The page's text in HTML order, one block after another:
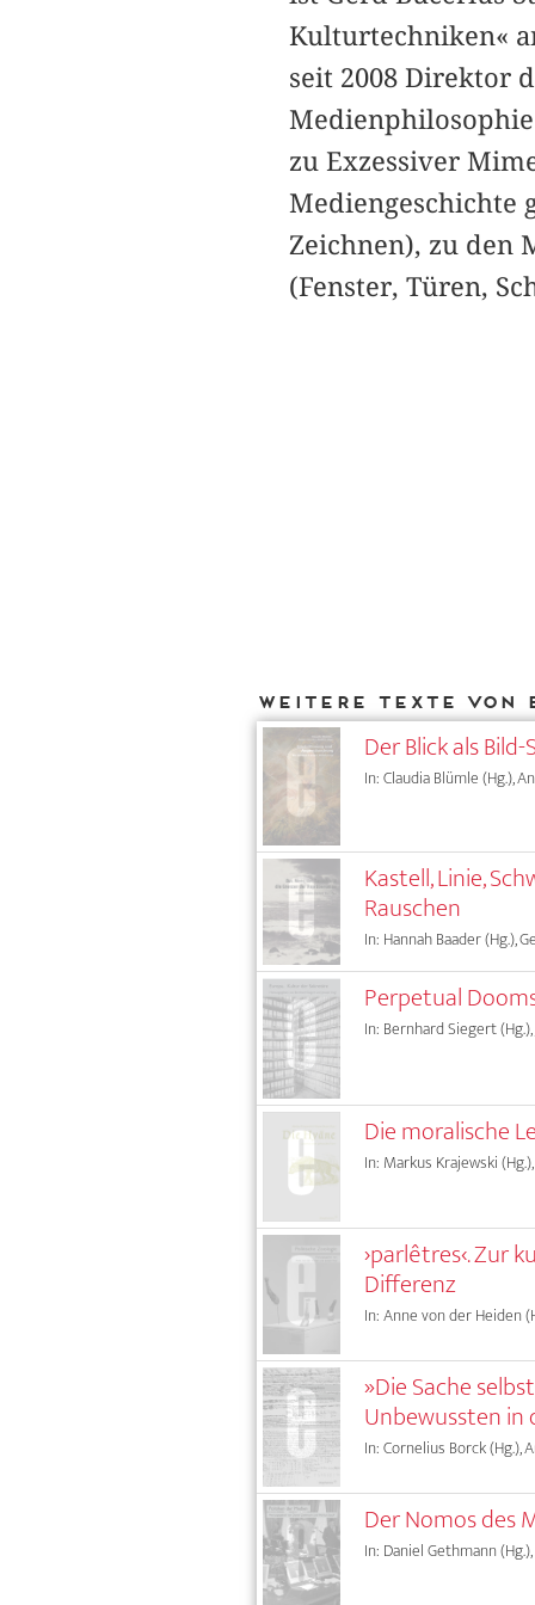
Kulturtechniken«
seit 2008 Direktor
zu Exzessiver
Mediengeschichte
Zeichnen), zu den
(Fenster, Türen,
Weitere Texte von
Der Blick als
In: Claudia Blümle (Hg.),
Kastell, Linie,
Rauschen
In: Hannah Baader (Hg.),
Perpetual
In: Bernhard Siegert
Die moralische
In: Markus Krajewski
›parlêtres‹. Zur
Differenz
In: Anne von der Heiden
»Die Sache
Unbewussten
In: Cornelius Borck (Hg.),
Der Nomos des
In: Daniel Gethmann